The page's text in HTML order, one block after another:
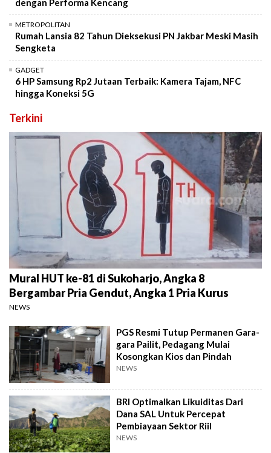
dengan Performa Kencang
METROPOLITAN
Rumah Lansia 82 Tahun Dieksekusi PN Jakbar Meski Masih
Sengketa
GADGET
6 HP Samsung Rp2 Jutaan Terbaik: Kamera Tajam, NFC
hingga Koneksi 5G
Terkini
Mural HUT ke-81 di Sukoharjo, Angka 8
Bergambar Pria Gendut, Angka 1 Pria Kurus
NEWS
PGS Resmi Tutup Permanen Gara-
gara Pailit, Pedagang Mulai
Kosongkan Kios dan Pindah
NEWS
BRI Optimalkan Likuiditas Dari
Dana SAL Untuk Percepat
Pembiayaan Sektor Riil
NEWS